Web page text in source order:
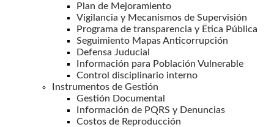
Plan de Mejoramiento
Vigilancia y Mecanismos de Supervisión
Programa de transparencia y Ëtica Pública
Seguimiento Mapas Anticorrupción
Defensa Juducial
Información para Población Vulnerable
Control disciplinario interno
Instrumentos de Gestión
Gestión Documental
Información de PQRS y Denuncias
Costos de Reproducción